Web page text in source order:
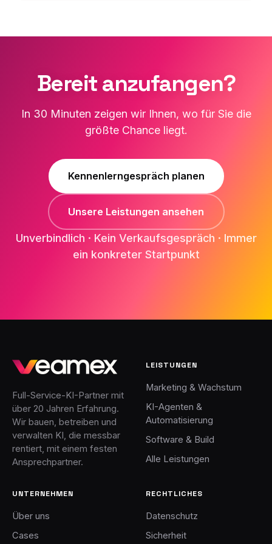
Bereit anzufangen?
In 30 Minuten zeigen wir Ihnen, wo für Sie die
größte Chance liegt.
Kennenlerngespräch planen
Unsere Leistungen ansehen
Unverbindlich · Kein Verkaufsgespräch · Immer
ein konkreter Startpunkt
Full-Service-KI-Partner mit
über 20 Jahren Erfahrung.
Wir bauen, betreiben und
verwalten KI, die messbar
rentiert, mit einem festen
Ansprechpartner.
LEISTUNGEN
Marketing & Wachstum
KI-Agenten &
Automatisierung
Software & Build
Alle Leistungen
UNTERNEHMEN
Über uns
Cases
RECHTLICHES
Datenschutz
Sicherheit